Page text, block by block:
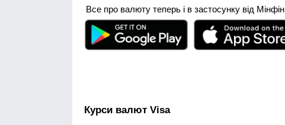
Все про валюту теперь і в застосунку від Мінфін
Курси валют Visa